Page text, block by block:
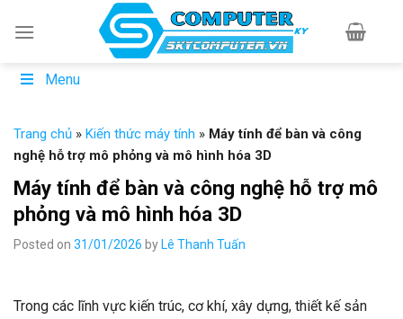
Menu
Trang chủ » Kiến thức máy tính » Máy tính để bàn và công
nghệ hỗ trợ mô phỏng và mô hình hóa 3D
Máy tính để bàn và công nghệ hỗ trợ mô
phỏng và mô hình hóa 3D
Posted on 31/01/2026 by Lê Thanh Tuấn
Trong các lĩnh vực kiến trúc, cơ khí, xây dựng, thiết kế sản